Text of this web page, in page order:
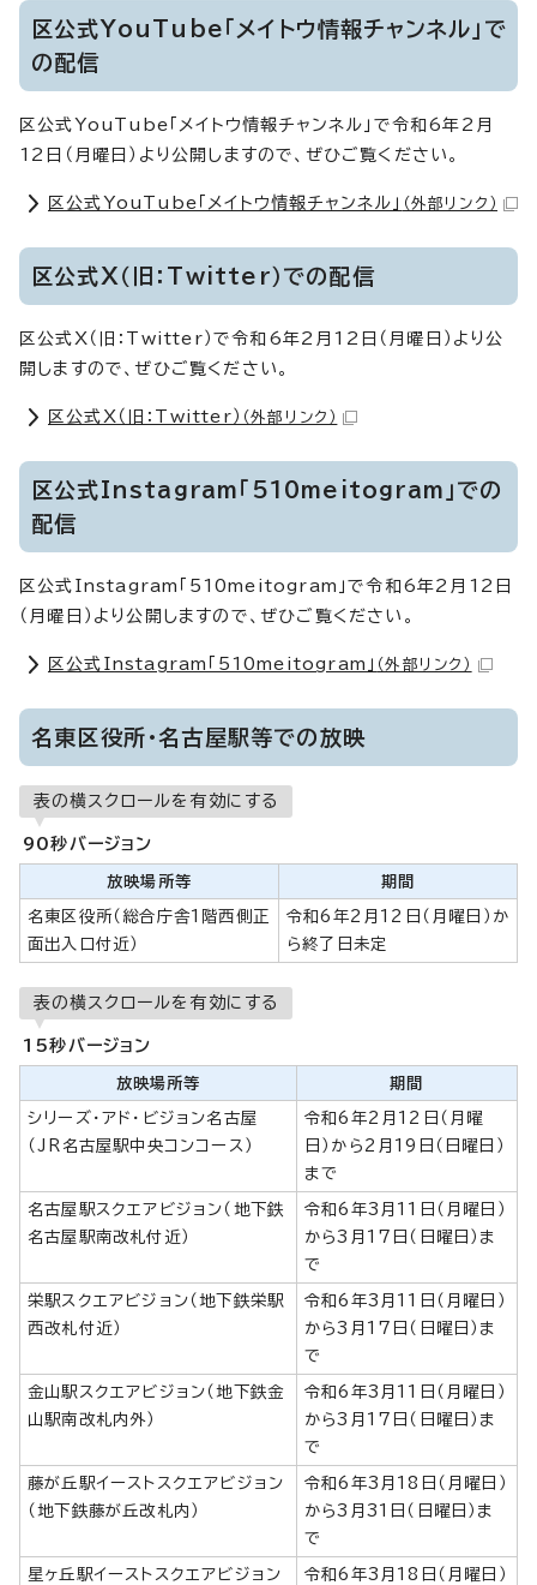
区公式YouTube「メイトウ情報チャンネル」で
の配信
区公式YouTube「メイトウ情報チャンネル」で令和6年2月
12日（月曜日）より公開しますので、ぜひご覧ください。
区公式YouTube「メイトウ情報チャンネル」 （外部リンク）
区公式X（旧：Twitter）での配信
区公式X（旧：Twitter）で令和6年2月12日（月曜日）より公
開しますので、ぜひご覧ください。
区公式X（旧：Twitter） （外部リンク）
区公式Instagram「510meitogram」での
配信
区公式Instagram「510meitogram」で令和6年2月12日
（月曜日）より公開しますので、ぜひご覧ください。
区公式Instagram「510meitogram」 （外部リンク）
名東区役所・名古屋駅等での放映
表の横スクロールを有効にする
90秒バージョン
放映場所等 期間
名東区役所（総合庁舎1階西側正
面出入口付近）
令和6年2月12日（月曜日）か
ら終了日未定
表の横スクロールを有効にする
15秒バージョン
放映場所等 期間
シリーズ・アド・ビジョン名古屋
（JR名古屋駅中央コンコース）
令和6年2月12日（月曜
日）から2月19日（日曜日）
まで
名古屋駅スクエアビジョン（地下鉄
名古屋駅南改札付近）
令和6年3月11日（月曜日）
から3月17日（日曜日）ま
で
栄駅スクエアビジョン（地下鉄栄駅
西改札付近）
令和6年3月11日（月曜日）
から3月17日（日曜日）ま
で
金山駅スクエアビジョン（地下鉄金
山駅南改札内外）
令和6年3月11日（月曜日）
から3月17日（日曜日）ま
で
藤が丘駅イーストスクエアビジョン
（地下鉄藤が丘改札内）
令和6年3月18日（月曜日）
から3月31日（日曜日）ま
で
星ヶ丘駅イーストスクエアビジョン 令和6年3月18日（月曜日）